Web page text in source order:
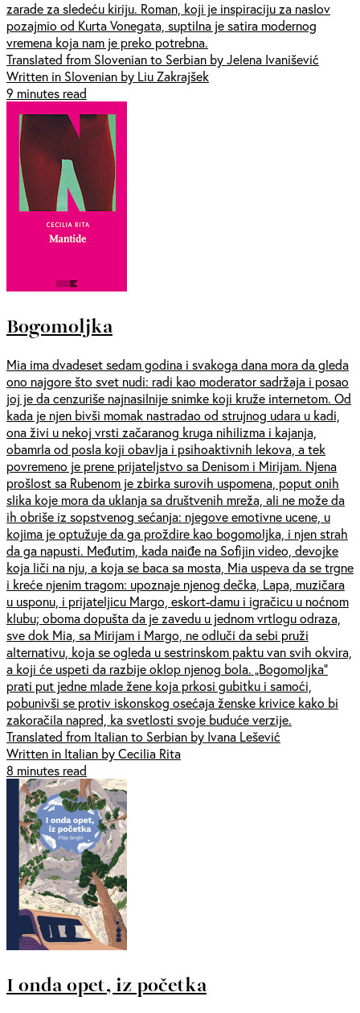
zarade za sledeću kiriju. Roman, koji je inspiraciju za naslov
pozajmio od Kurta Vonegata, suptilna je satira modernog
vremena koja nam je preko potrebna.
Translated from Slovenian to Serbian by Jelena Ivanišević
Written in Slovenian by Liu Zakrajšek
9 minutes read
Bogomoljka
Mia ima dvadeset sedam godina i svakoga dana mora da gleda
ono najgore što svet nudi: radi kao moderator sadržaja i posao
joj je da cenzuriše najnasilnije snimke koji kruže internetom. Od
kada je njen bivši momak nastradao od strujnog udara u kadi,
ona živi u nekoj vrsti začaranog kruga nihilizma i kajanja,
obamrla od posla koji obavlja i psihoaktivnih lekova, a tek
povremeno je prene prijateljstvo sa Denisom i Mirijam. Njena
prošlost sa Rubenom je zbirka surovih uspomena, poput onih
slika koje mora da uklanja sa društvenih mreža, ali ne može da
ih obriše iz sopstvenog sećanja: njegove emotivne ucene, u
kojima je optužuje da ga proždire kao bogomoljka, i njen strah
da ga napusti. Međutim, kada naiđe na Sofijin video, devojke
koja liči na nju, a koja se baca sa mosta, Mia uspeva da se trgne
i kreće njenim tragom: upoznaje njenog dečka, Lapa, muzičara
u usponu, i prijateljicu Margo, eskort-damu i igračicu u noćnom
klubu; oboma dopušta da je zavedu u jednom vrtlogu odraza,
sve dok Mia, sa Mirijam i Margo, ne odluči da sebi pruži
alternativu, koja se ogleda u sestrinskom paktu van svih okvira,
a koji će uspeti da razbije oklop njenog bola. „Bogomoljka”
prati put jedne mlade žene koja prkosi gubitku i samoći,
pobunivši se protiv iskonskog osećaja ženske krivice kako bi
zakoračila napred, ka svetlosti svoje buduće verzije.
Translated from Italian to Serbian by Ivana Lešević
Written in Italian by Cecilia Rita
8 minutes read
I onda opet, iz početka